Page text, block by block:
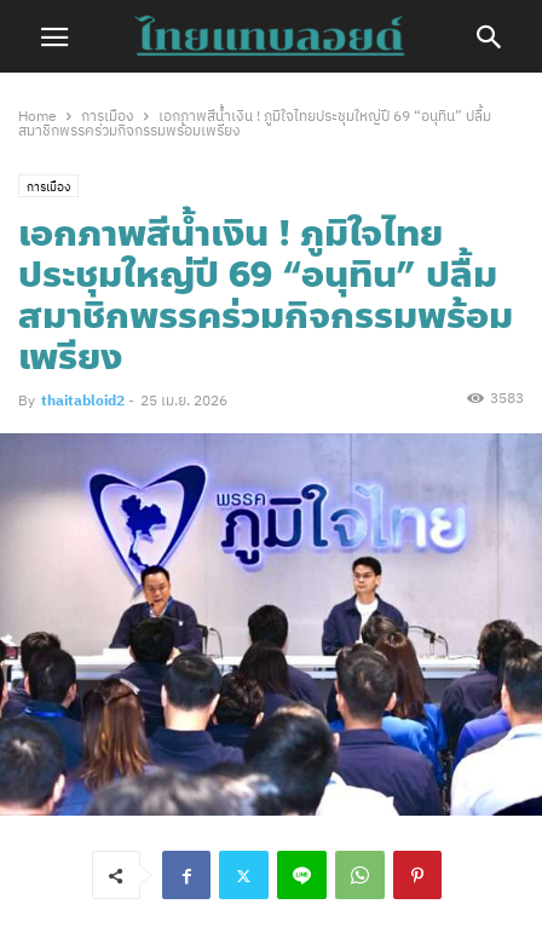
Home การเมือง
เอกภาพสีน้ำเงิน ! ภูมิใจไทยประชุมใหญ่ปี 69 “อนุทิน” ปลื้ม
สมาชิกพรรคร่วมกิจกรรมพร้อมเพรียง
การเมือง
เอกภาพสีน้ำเงิน ! ภูมิใจไทย
ประชุมใหญ่ปี 69 “อนุทิน” ปลื้ม
สมาชิกพรรคร่วมกิจกรรมพร้อม
เพรียง
By thaitabloid2 - 25 เม.ย. 2026 3583